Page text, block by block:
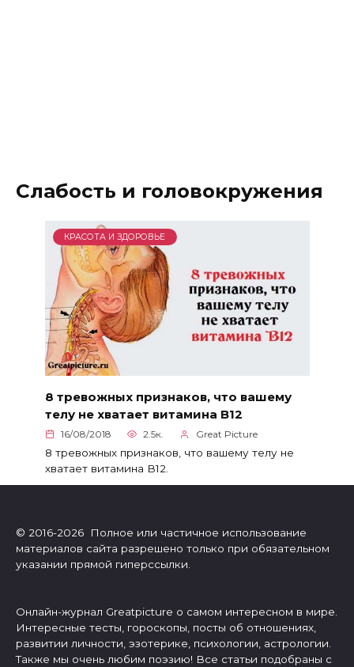
Слабость и головокружения
КРАСОТА И ЗДОРОВЬЕ
8 тревожных признаков, что вашему
телу не хватает витамина В12
16/08/2018 2.5к. Great Picture
8 тревожных признаков, что вашему телу не
хватает витамина В12.
© 2016-2026 Полное или частичное использование
материалов сайта разрешено только при обязательном
указании прямой гиперссылки.
Онлайн-журнал Greatpicture о самом интересном в мире.
Интересные тесты, гороскопы, посты об отношениях,
развитии личности, эзотерике, психологии, астрологии.
Также мы очень любим поэзию! Все статьи подобраны с